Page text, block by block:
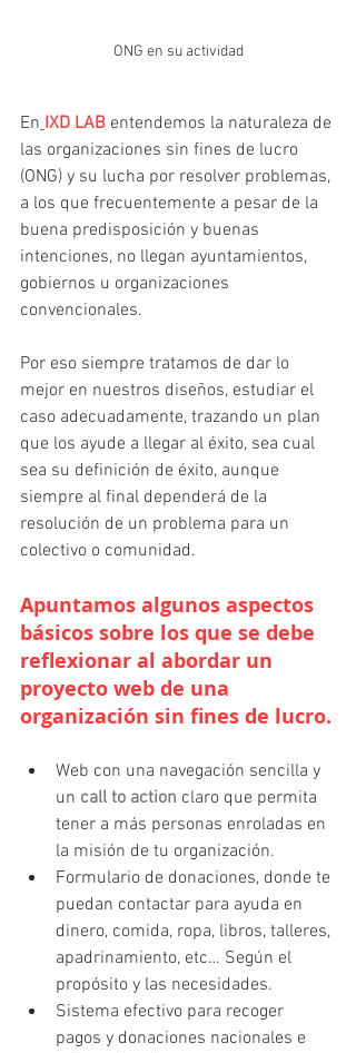
ONG en su actividad
En IXD LAB entendemos la naturaleza de
las organizaciones sin fines de lucro
(ONG) y su lucha por resolver problemas,
a los que frecuentemente a pesar de la
buena predisposición y buenas
intenciones, no llegan ayuntamientos,
gobiernos u organizaciones
convencionales.
Por eso siempre tratamos de dar lo
mejor en nuestros diseños, estudiar el
caso adecuadamente, trazando un plan
que los ayude a llegar al éxito, sea cual
sea su definición de éxito, aunque
siempre al final dependerá de la
resolución de un problema para un
colectivo o comunidad.
Apuntamos algunos aspectos
básicos sobre los que se debe
reflexionar al abordar un
proyecto web de una
organización sin fines de lucro.
Web con una navegación sencilla y
un call to action claro que permita
tener a más personas enroladas en
la misión de tu organización.
Formulario de donaciones, donde te
puedan contactar para ayuda en
dinero, comida, ropa, libros, talleres,
apadrinamiento, etc… Según el
propósito y las necesidades.
Sistema efectivo para recoger
pagos y donaciones nacionales e